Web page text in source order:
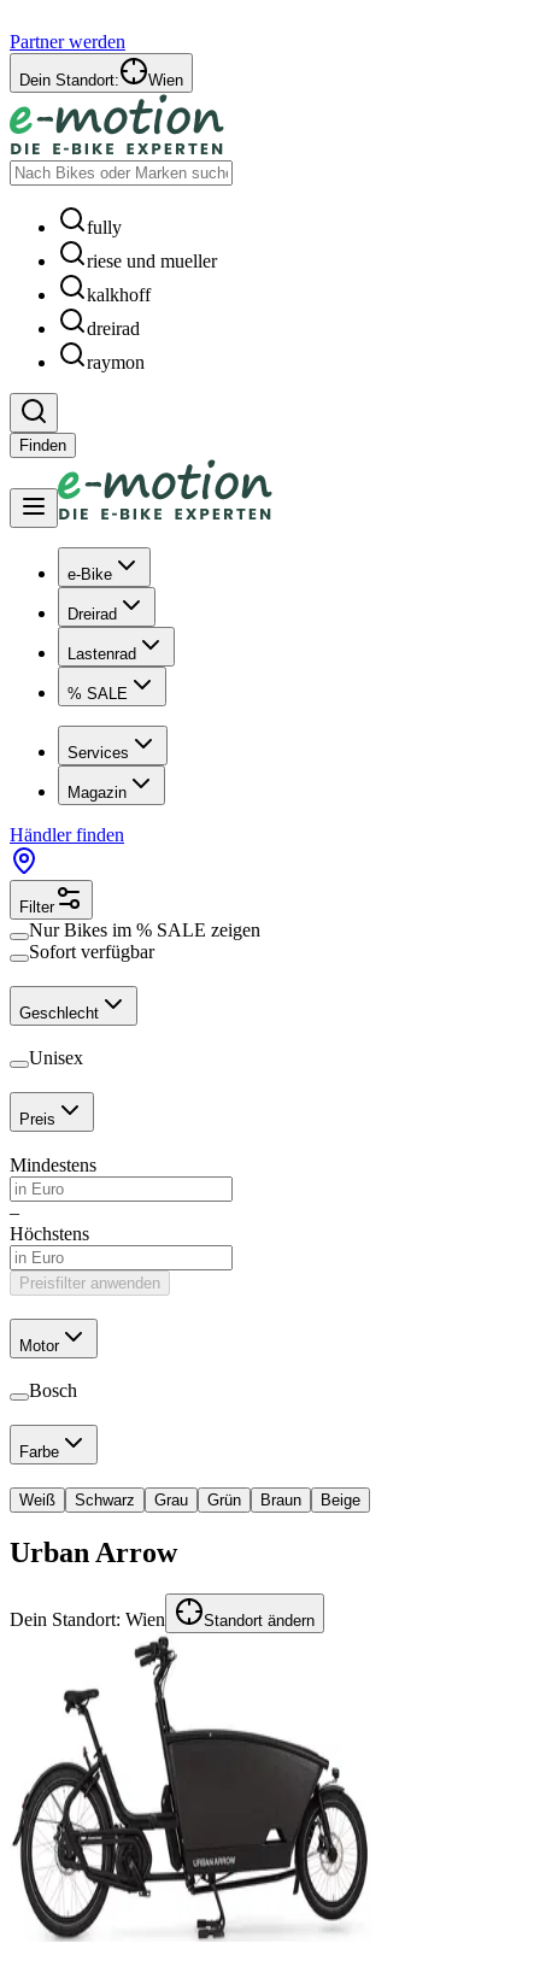
Partner werden
Dein Standort: Wien
fully
riese und mueller
kalkhoff
dreirad
raymon
Finden
e-Bike
Dreirad
Lastenrad
% SALE
Services
Magazin
Händler finden
Filter
Nur Bikes im % SALE zeigen
Sofort verfügbar
Geschlecht
Unisex
Preis
Mindestens
–
Höchstens
Preisfilter anwenden
Motor
Bosch
Farbe
Weiß Schwarz Grau Grün Braun Beige
Urban Arrow
Dein Standort: Wien Standort ändern